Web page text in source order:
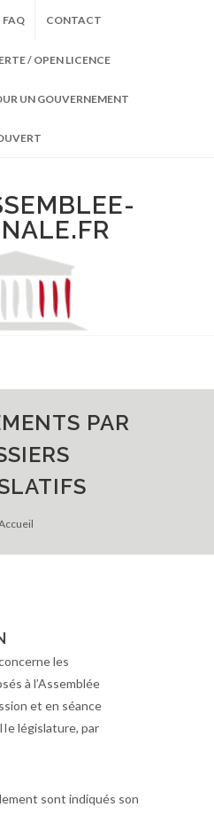
FAQ CONTACT
/ OPEN LICENCE
UN GOUVERNEMENT
PAR
les
à l’Assemblée
et en séance
législature, par
sont indiqués son